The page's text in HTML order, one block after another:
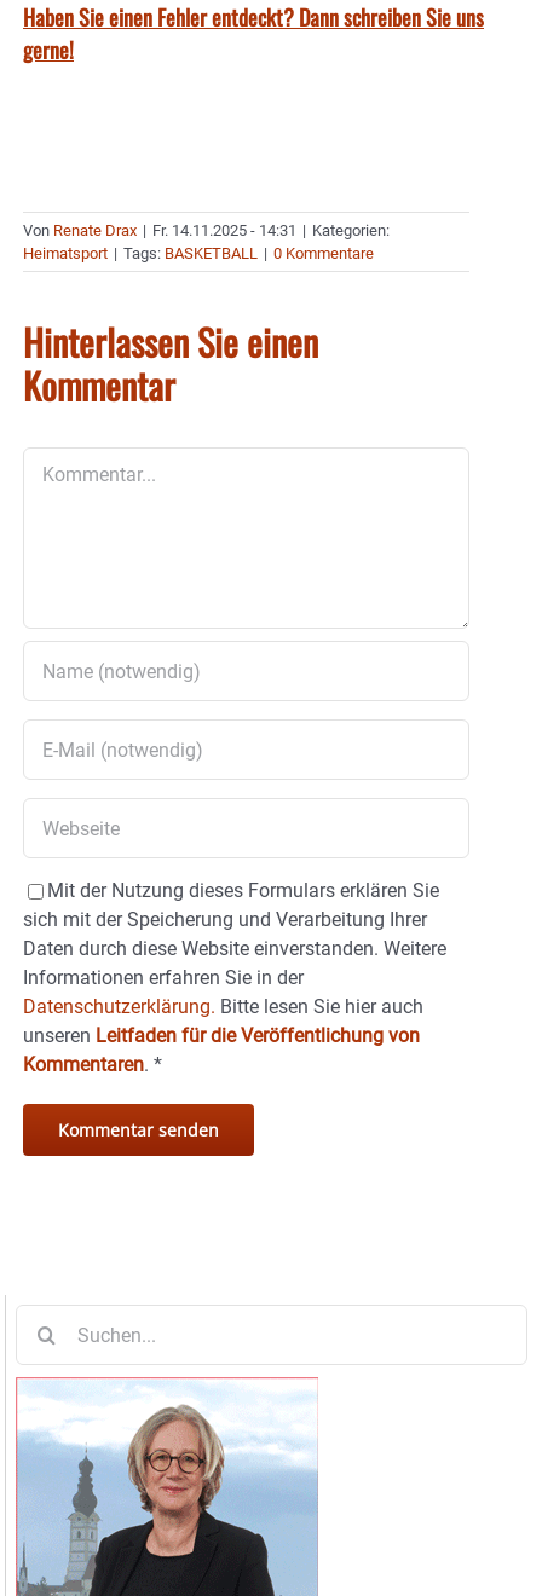
Haben Sie einen Fehler entdeckt? Dann schreiben Sie uns
gerne!
Von Renate Drax | Fr. 14.11.2025 - 14:31 | Kategorien:
Heimatsport | Tags: BASKETBALL | 0 Kommentare
Hinterlassen Sie einen
Kommentar
Mit der Nutzung dieses Formulars erklären Sie
sich mit der Speicherung und Verarbeitung Ihrer
Daten durch diese Website einverstanden. Weitere
Informationen erfahren Sie in der
Datenschutzerklärung. Bitte lesen Sie hier auch
unseren Leitfaden für die Veröffentlichung von
Kommentaren. *
nach: